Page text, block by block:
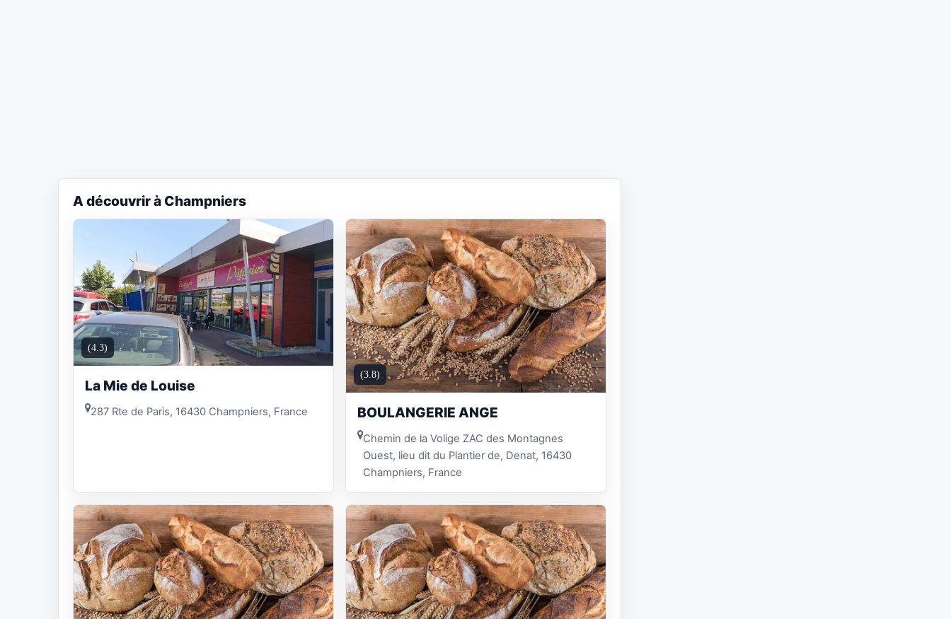
A découvrir à Champniers
(4.3)
La Mie de Louise
287 Rte de Paris, 16430 Champniers, France
(3.8)
BOULANGERIE ANGE
Chemin de la Volige ZAC des Montagnes
Ouest, lieu dit du Plantier de, Denat, 16430
Champniers, France